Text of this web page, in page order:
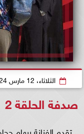
الثلاثاء، 12 مارس 2024
صدفة الحلقة 2
تقدم الفنانة ريهام